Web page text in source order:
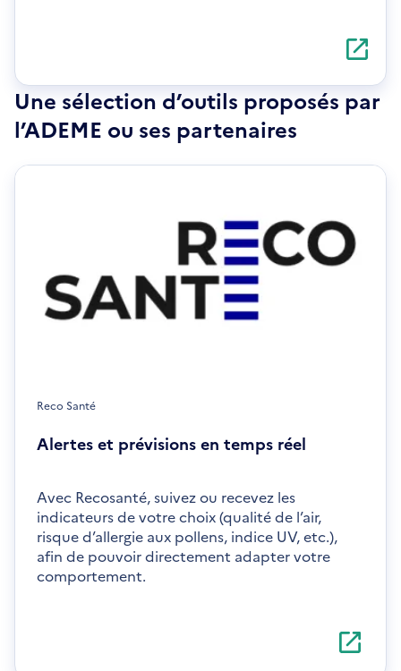
nouvelle
fenêtre
Une sélection d’outils proposés par
l’ADEME ou ses partenaires
Reco Santé
Alertes et prévisions en temps réel
Avec Recosanté, suivez ou recevez les
indicateurs de votre choix (qualité de l’air,
risque d’allergie aux pollens, indice UV, etc.),
afin de pouvoir directement adapter votre
comportement.
S'ouvre
dans